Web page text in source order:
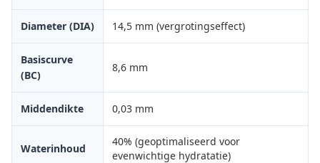
Diameter (DIA) 14,5 mm (vergrotingseffect)
Basiscurve
(BC)
8,6 mm
Middendikte 0,03 mm
Waterinhoud
40% (geoptimaliseerd voor
evenwichtige hydratatie)